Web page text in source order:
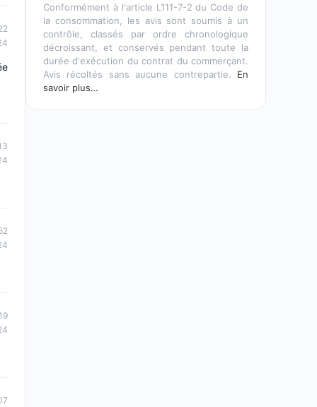
Conformément à l'article L111-7-2 du Code de
la consommation, les avis sont soumis à un
contrôle, classés par ordre chronologique
décroissant, et conservés pendant toute la
durée d'exécution du contrat du commerçant.
Avis récoltés sans aucune contrepartie. En
savoir plus…